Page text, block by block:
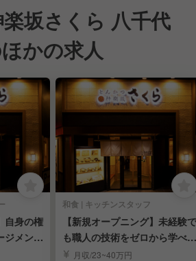
坂さくら 八千代
かの求人
自身の権
ジメント
和食 | キッチンスタッフ
【新規オープニング】未経験で
も職人の技術をゼロから学べま
す♪月収/23~40万円